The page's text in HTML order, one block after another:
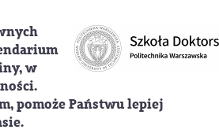
w
pomoże Państwu lepiej